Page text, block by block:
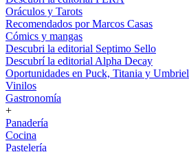
Oráculos y Tarots
Recomendados por Marcos Casas
Cómics y mangas
Descubri la editorial Septimo Sello
Descubrí la editorial Alpha Decay
Oportunidades en Puck, Titania y Umbriel
Vinilos
Gastronomía
+
Panadería
Cocina
Pastelería